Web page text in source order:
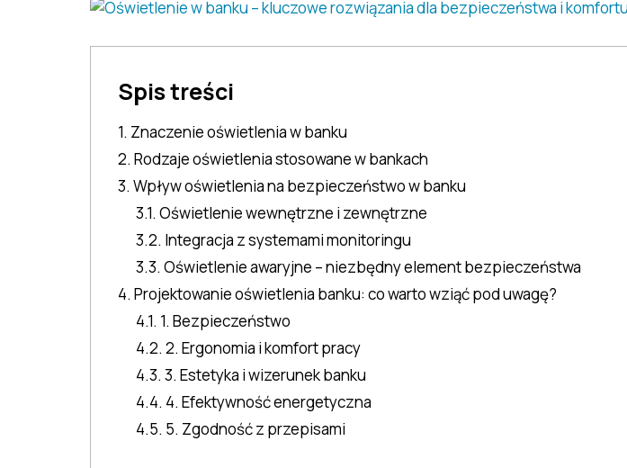
Spis treści
1. Znaczenie oświetlenia w banku
2. Rodzaje oświetlenia stosowane w bankach
3. Wpływ oświetlenia na bezpieczeństwo w banku
3.1. Oświetlenie wewnętrzne i zewnętrzne
3.2. Integracja z systemami monitoringu
3.3. Oświetlenie awaryjne – niezbędny element bezpieczeństwa
4. Projektowanie oświetlenia banku: co warto wziąć pod uwagę?
4.1. 1. Bezpieczeństwo
4.2. 2. Ergonomia i komfort pracy
4.3. 3. Estetyka i wizerunek banku
4.4. 4. Efektywność energetyczna
4.5. 5. Zgodność z przepisami